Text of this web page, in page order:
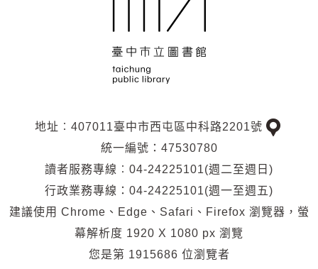
地址︰407011臺中市西屯區中科路2201號
交
位
置
統一編號：47530780
讀者服務專線︰04-24225101(週二至週日)
行政業務專線：04-24225101(週一至週五)
建議使用 Chrome、Edge、Safari、Firefox 瀏覽器，螢
幕解析度 1920 X 1080 px 瀏覽
您是第 1915686 位瀏覽者